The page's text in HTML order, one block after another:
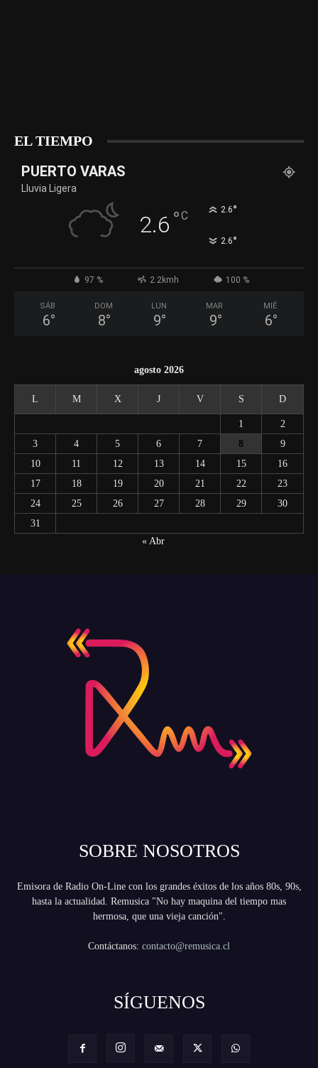
EL TIEMPO
PUERTO VARAS
Lluvia Ligera
2.6 °C 2.6°
2.6°
97 % 2.2kmh 100 %
SÁB
6°
DOM
8°
LUN
9°
MAR
9°
MIÉ
6°
agosto 2026
L M X J V S D
1
2
3
4 5 6 7 8
9
10
11 12 13 14 15
16
17
18 19 20 21 22
23
24
25 26 27 28 29
30
31
« Abr
SOBRE NOSOTROS
Emisora de Radio On-Line con los grandes éxitos de los años 80s, 90s,
hasta la actualidad. Remusica "No hay maquina del tiempo mas
hermosa, que una vieja canción".
Contáctanos: contacto@remusica.cl
SÍGUENOS